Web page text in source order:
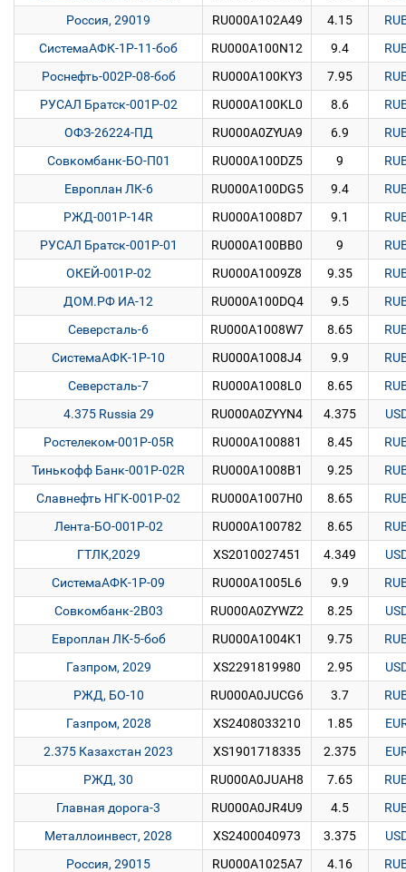
Россия, 29019
RU000A102A49 4.15
СистемаАФК-1Р-11-боб
RU000A100N12 9.4
Роснефть-002Р-08-боб
RU000A100KY3 7.95
РУСАЛ Братск-001Р-02
RU000A100KL0 8.6
ОФЗ-26224-ПД
RU000A0ZYUA9 6.9
Совкомбанк-БО-П01
RU000A100DZ5 9
Европлан ЛК-6
RU000A100DG5 9.4
РЖД-001P-14R
RU000A1008D7 9.1
РУСАЛ Братск-001Р-01
RU000A100BB0 9
ОКЕЙ-001P-02
RU000A1009Z8 9.35
ДОМ.РФ ИА-12
RU000A100DQ4 9.5
Северсталь-6
RU000A1008W7 8.65
СистемаАФК-1Р-10
RU000A1008J4 9.9
Северсталь-7
RU000A1008L0 8.65
4.375 Russia 29
RU000A0ZYYN4 4.375
Ростелеком-001P-05R
RU000A100881 8.45
Тинькофф Банк-001P-02R
RU000A1008B1 9.25
Славнефть НГК-001Р-02
RU000A1007H0 8.65
Лента-БО-001Р-02
RU000A100782 8.65
ГТЛК,2029
XS2010027451 4.349
СистемаАФК-1Р-09
RU000A1005L6 9.9
Совкомбанк-2В03
RU000A0ZYWZ2 8.25
Европлан ЛК-5-боб
RU000A1004K1 9.75
Газпром, 2029
XS2291819980 2.95
РЖД, БО-10
RU000A0JUCG6 3.7
Газпром, 2028
XS2408033210 1.85
2.375 Казахстан 2023
XS1901718335 2.375
РЖД, 30
RU000A0JUAH8 7.65
Главная дорога-3
RU000A0JR4U9 4.5
Металлоинвест, 2028
XS2400040973 3.375
Россия, 29015
RU000A1025A7 4.16